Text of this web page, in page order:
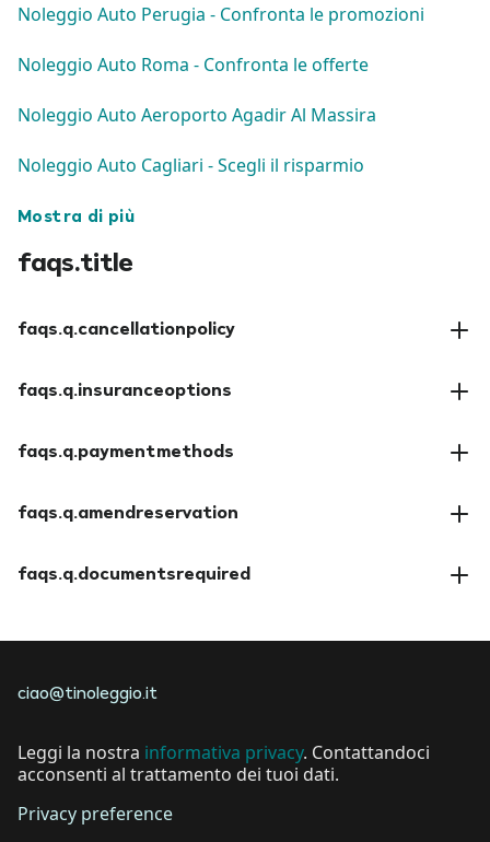
Noleggio Auto Perugia - Confronta le promozioni
Noleggio Auto Roma - Confronta le offerte
Noleggio Auto Aeroporto Agadir Al Massira
Noleggio Auto Cagliari - Scegli il risparmio
Mostra di più
faqs.title
faqs.q.cancellationpolicy
faqs.q.insuranceoptions
faqs.q.paymentmethods
faqs.q.amendreservation
faqs.q.documentsrequired
ciao@tinoleggio.it
Leggi la nostra informativa privacy. Contattandoci
acconsenti al trattamento dei tuoi dati.
Privacy preference